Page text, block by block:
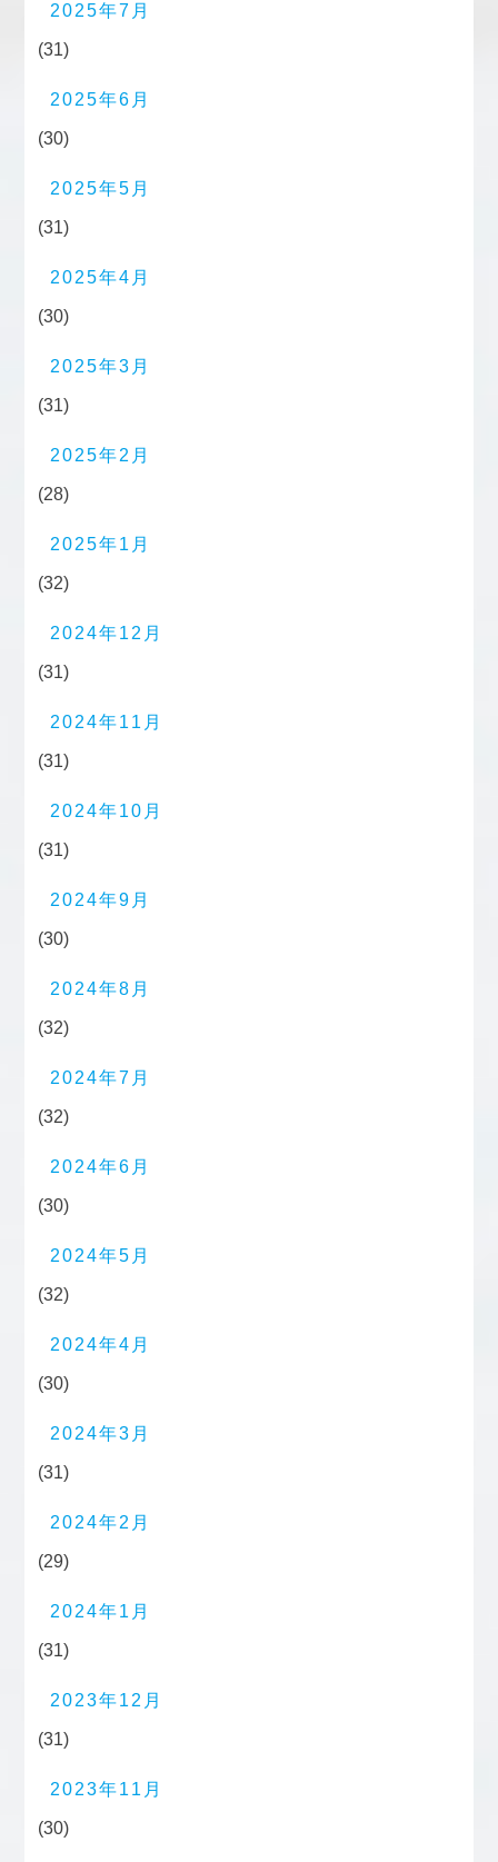
2025年7月
(31)
2025年6月
(30)
2025年5月
(31)
2025年4月
(30)
2025年3月
(31)
2025年2月
(28)
2025年1月
(32)
2024年12月
(31)
2024年11月
(31)
2024年10月
(31)
2024年9月
(30)
2024年8月
(32)
2024年7月
(32)
2024年6月
(30)
2024年5月
(32)
2024年4月
(30)
2024年3月
(31)
2024年2月
(29)
2024年1月
(31)
2023年12月
(31)
2023年11月
(30)